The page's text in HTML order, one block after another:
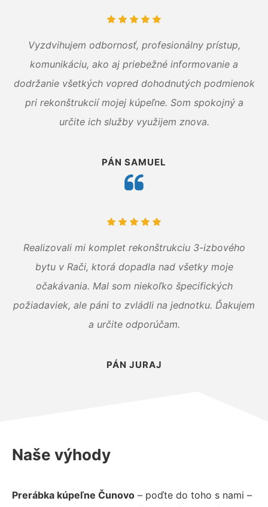
Vyzdvihujem odbornosť, profesionálny prístup,
komunikáciu, ako aj priebežné informovanie a
dodržanie všetkých vopred dohodnutých podmienok
pri rekonštrukcií mojej kúpeľne. Som spokojný a
určite ich služby využijem znova.
PÁN SAMUEL
Realizovali mi komplet rekonštrukciu 3-izbového
bytu v Rači, ktorá dopadla nad všetky moje
očakávania. Mal som niekoľko špecifických
požiadaviek, ale páni to zvládli na jednotku. Ďakujem
a určite odporúčam.
PÁN JURAJ
Naše výhody
Prerábka kúpeľne Čunovo – poďte do toho s nami –